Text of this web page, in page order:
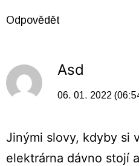
Odpovědět
Asd
06. 01. 2022
Jinými slovy, kdyby si
elektrárna dávno stojí